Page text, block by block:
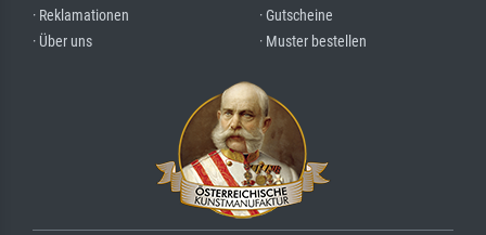
· Reklamationen
· Über uns
· Gutscheine
· Muster bestellen